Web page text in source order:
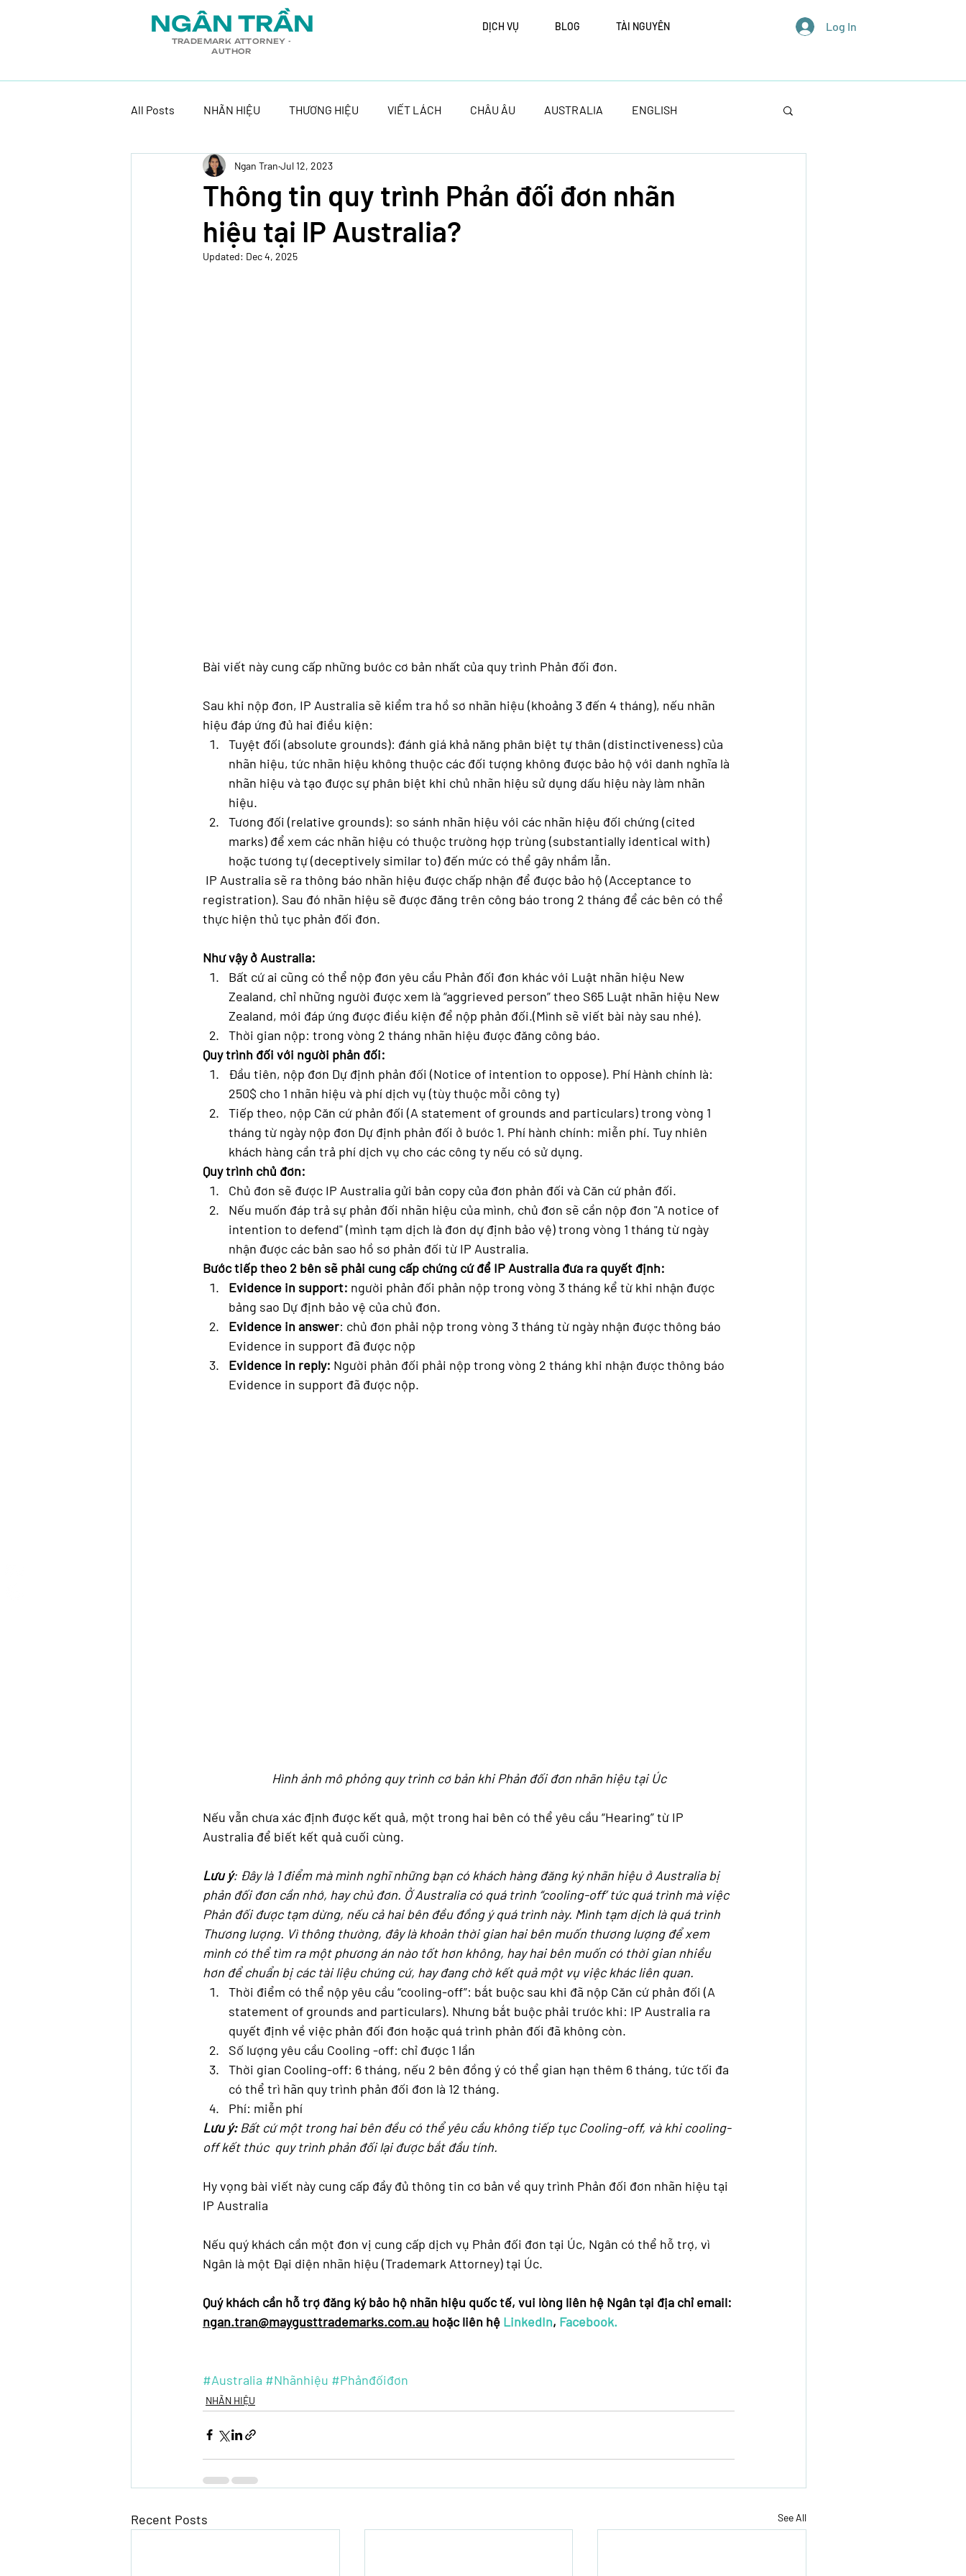
​NGÂN TRẦN
TRADEMARK ATTORNEY -
AUTHOR
DỊCH VỤ BLOG TÀI NGUYÊN Log In
All Posts NHÃN HIỆU THƯƠNG HIỆU VIẾT LÁCH CHÂU ÂU AUSTRALIA ENGLISH
Thông tin quy trình Phản đối đơn nhãn
hiệu tại IP Australia?
Ngan Tran Jul 12, 2023
Updated: Dec 4, 2025
Bài viết này cung cấp những bước cơ bản nhất của quy trình Phản đối đơn.
Sau khi nộp đơn, IP Australia sẽ kiểm tra hồ sơ nhãn hiệu (khoảng 3 đến 4 tháng), nếu nhãn
hiệu đáp ứng đủ hai điều kiện:
Tuyệt đối (absolute grounds): đánh giá khả năng phân biệt tự thân (distinctiveness) của
nhãn hiệu, tức nhãn hiệu không thuộc các đối tượng không được bảo hộ với danh nghĩa là
nhãn hiệu và tạo được sự phân biệt khi chủ nhãn hiệu sử dụng dấu hiệu này làm nhãn
hiệu.
Tương đối (relative grounds): so sánh nhãn hiệu với các nhãn hiệu đối chứng (cited
marks) để xem các nhãn hiệu có thuộc trường hợp trùng (substantially identical with)
hoặc tương tự (deceptively similar to) đến mức có thể gây nhầm lẫn.
registration). Sau đó nhãn hiệu sẽ được đăng trên công báo trong 2 tháng để các bên có thể
thực hiện thủ tục phản đối đơn.
Như vậy ở Australia:
Bất cứ ai cũng có thể nộp đơn yêu cầu Phản đối đơn khác với Luật nhãn hiệu New
Zealand, chỉ những người được xem là “aggrieved person” theo S65 Luật nhãn hiệu New
Zealand, mới đáp ứng được điều kiện để nộp phản đối.(Mình sẽ viết bài này sau nhé).
Thời gian nộp: trong vòng 2 tháng nhãn hiệu được đăng công báo.
Quy trình đối với người phản đối:
Đầu tiên, nộp đơn Dự định phản đối (Notice of intention to oppose). Phí Hành chính là:
250$ cho 1 nhãn hiệu và phí dịch vụ (tùy thuộc mỗi công ty)
Tiếp theo, nộp Căn cứ phản đối (A statement of grounds and particulars) trong vòng 1
tháng từ ngày nộp đơn Dự định phản đối ở bước 1. Phí hành chính: miễn phí. Tuy nhiên
khách hàng cần trả phí dịch vụ cho các công ty nếu có sử dụng.
Quy trình chủ đơn:
Chủ đơn sẽ được IP Australia gửi bản copy của đơn phản đối và Căn cứ phản đối.
Nếu muốn đáp trả sự phản đối nhãn hiệu của mình, chủ đơn sẽ cần nộp đơn "A notice of
intention to defend" (mình tạm dịch là đơn dự định bảo vệ) trong vòng 1 tháng từ ngày
nhận được các bản sao hồ sơ phản đối từ IP Australia.
Bước tiếp theo 2 bên sẽ phải cung cấp chứng cứ để IP Australia đưa ra quyết định:
Evidence in support: người phản đối phản nộp trong vòng 3 tháng kể từ khi nhận được
bảng sao Dự định bảo vệ của chủ đơn.
Evidence in answer: chủ đơn phải nộp trong vòng 3 tháng từ ngày nhận được thông báo
Evidence in support đã được nộp
Evidence in reply: Người phản đối phải nộp trong vòng 2 tháng khi nhận được thông báo
Evidence in support đã được nộp.
Hình ảnh mô phỏng quy trình cơ bản khi Phản đối đơn nhãn hiệu tại Úc
Nếu vẫn chưa xác định được kết quả, một trong hai bên có thể yêu cầu “Hearing” từ IP
Australia để biết kết quả cuối cùng.
Lưu ý: Đây là 1 điểm mà mình nghĩ những bạn có khách hàng đăng ký nhãn hiệu ở Australia bị
phản đối đơn cần nhớ, hay chủ đơn. Ở Australia có quá trình “cooling-off’ tức quá trình mà việc
Phản đối được tạm dừng, nếu cả hai bên đều đồng ý quá trình này. Mình tạm dịch là quá trình
Thương lượng. Vì thông thường, đây là khoản thời gian hai bên muốn thương lượng để xem
mình có thể tìm ra một phương án nào tốt hơn không, hay hai bên muốn có thời gian nhiều
hơn để chuẩn bị các tài liệu chứng cứ, hay đang chờ kết quả một vụ việc khác liên quan.
Thời điểm có thể nộp yêu cầu “cooling-off”: bắt buộc sau khi đã nộp Căn cứ phản đối (A
statement of grounds and particulars). Nhưng bắt buộc phải trước khi: IP Australia ra
quyết định về việc phản đối đơn hoặc quá trình phản đối đã không còn.
Số lượng yêu cầu Cooling -off: chỉ được 1 lần
Thời gian Cooling-off: 6 tháng, nếu 2 bên đồng ý có thể gian hạn thêm 6 tháng, tức tối đa
có thể trì hãn quy trình phản đối đơn là 12 tháng.
Phí: miễn phí
Lưu ý: Bất cứ một trong hai bên đều có thể yêu cầu không tiếp tục Cooling-off, và khi cooling-
off kết thúc  quy trình phản đối lại được bắt đầu tính.
Hy vọng bài viết này cung cấp đầy đủ thông tin cơ bản về quy trình Phản đối đơn nhãn hiệu tại
IP Australia
Nếu quý khách cần một đơn vị cung cấp dịch vụ Phản đối đơn tại Úc, Ngân có thể hỗ trợ, vì
Ngân là một Đại diện nhãn hiệu (Trademark Attorney) tại Úc.
Quý khách cần hỗ trợ đăng ký bảo hộ nhãn hiệu quốc tế, vui lòng liên hệ Ngân tại địa chỉ email:
ngan.tran@maygusttrademarks.com.au hoặc liên hệ LinkedIn, Facebook.
#Australia #Nhãnhiệu #Phảnđốiđơn
NHÃN HIỆU
Recent Posts See All